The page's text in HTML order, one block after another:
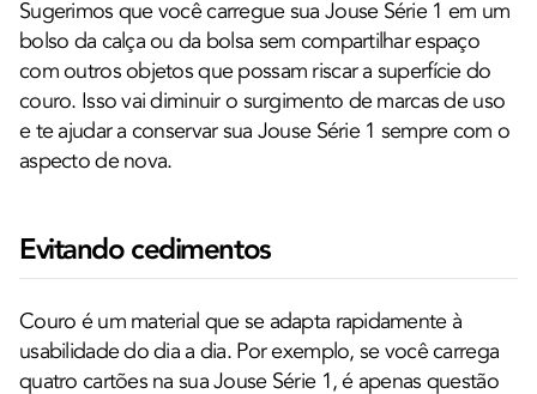
Sugerimos que você carregue sua Jouse Série 1 em um
bolso da calça ou da bolsa sem compartilhar espaço
com outros objetos que possam riscar a superfície do
couro. Isso vai diminuir o surgimento de marcas de uso
e te ajudar a conservar sua Jouse Série 1 sempre com o
aspecto de nova.
Evitando cedimentos
Couro é um material que se adapta rapidamente à
usabilidade do dia a dia. Por exemplo, se você carrega
quatro cartões na sua Jouse Série 1, é apenas questão